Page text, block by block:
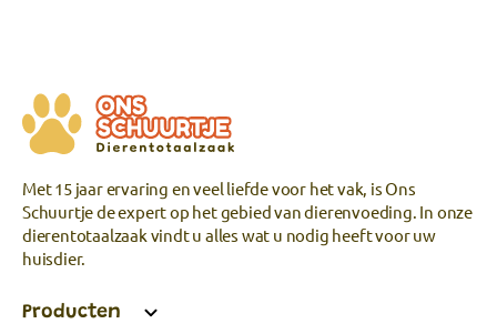
Met 15 jaar ervaring en veel liefde voor het vak, is Ons
Schuurtje de expert op het gebied van dierenvoeding. In onze
dierentotaalzaak vindt u alles wat u nodig heeft voor uw
huisdier.
Producten